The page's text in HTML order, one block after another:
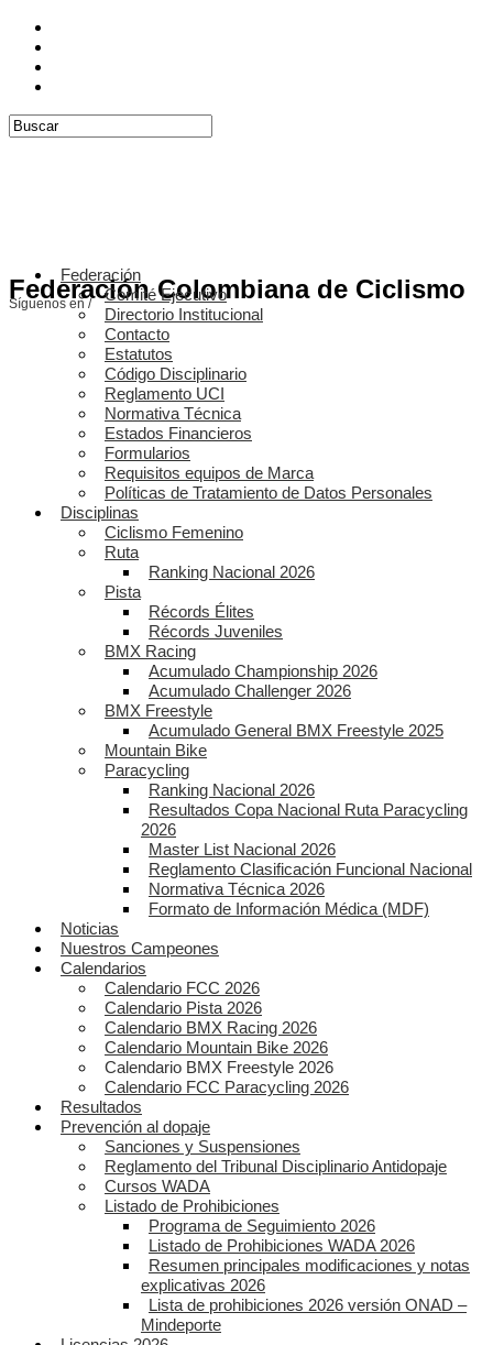
Federación Colombiana de Ciclismo
Síguenos en /
Federación
Comité Ejecutivo
Directorio Institucional
Contacto
Estatutos
Código Disciplinario
Reglamento UCI
Normativa Técnica
Estados Financieros
Formularios
Requisitos equipos de Marca
Políticas de Tratamiento de Datos Personales
Disciplinas
Ciclismo Femenino
Ruta
Ranking Nacional 2026
Pista
Récords Élites
Récords Juveniles
BMX Racing
Acumulado Championship 2026
Acumulado Challenger 2026
BMX Freestyle
Acumulado General BMX Freestyle 2025
Mountain Bike
Paracycling
Ranking Nacional 2026
Resultados Copa Nacional Ruta Paracycling
2026
Master List Nacional 2026
Reglamento Clasificación Funcional Nacional
Normativa Técnica 2026
Formato de Información Médica (MDF)
Noticias
Nuestros Campeones
Calendarios
Calendario FCC 2026
Calendario Pista 2026
Calendario BMX Racing 2026
Calendario Mountain Bike 2026
Calendario BMX Freestyle 2026
Calendario FCC Paracycling 2026
Resultados
Prevención al dopaje
Sanciones y Suspensiones
Reglamento del Tribunal Disciplinario Antidopaje
Cursos WADA
Listado de Prohibiciones
Programa de Seguimiento 2026
Listado de Prohibiciones WADA 2026
Resumen principales modificaciones y notas
explicativas 2026
Lista de prohibiciones 2026 versión ONAD –
Mindeporte